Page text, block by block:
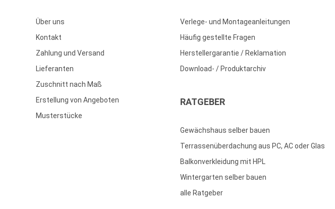
Über uns
Kontakt
Zahlung und Versand
Lieferanten
Zuschnitt nach Maß
Erstellung von Angeboten
Musterstücke
Verlege- und Montageanleitungen
Häufig gestellte Fragen
Herstellergarantie / Reklamation
Download- / Produktarchiv
RATGEBER
Gewächshaus selber bauen
Terrassenüberdachung aus PC, AC oder Glas
Balkonverkleidung mit HPL
Wintergarten selber bauen
alle Ratgeber